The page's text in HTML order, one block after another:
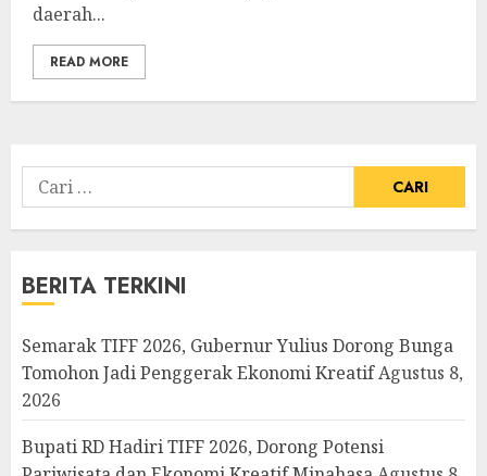
daerah...
READ MORE
Cari
untuk:
BERITA TERKINI
Semarak TIFF 2026, Gubernur Yulius Dorong Bunga
Tomohon Jadi Penggerak Ekonomi KreatifAgustus 8,
2026
Bupati RD Hadiri TIFF 2026, Dorong Potensi